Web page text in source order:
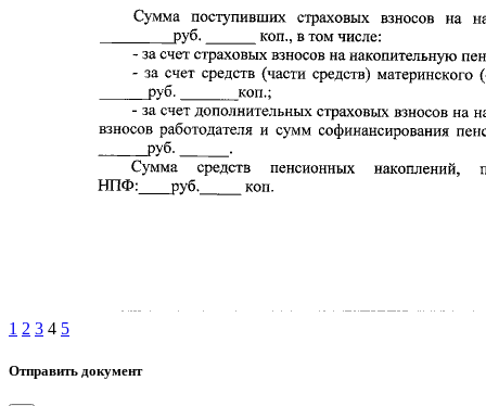
1 2 3 4 5
Отправить документ